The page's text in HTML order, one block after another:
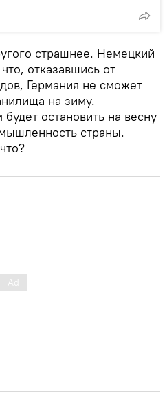
страшнее. Немецкий
отказавшись от
Германия не сможет
на зиму.
остановить на весну
страны.